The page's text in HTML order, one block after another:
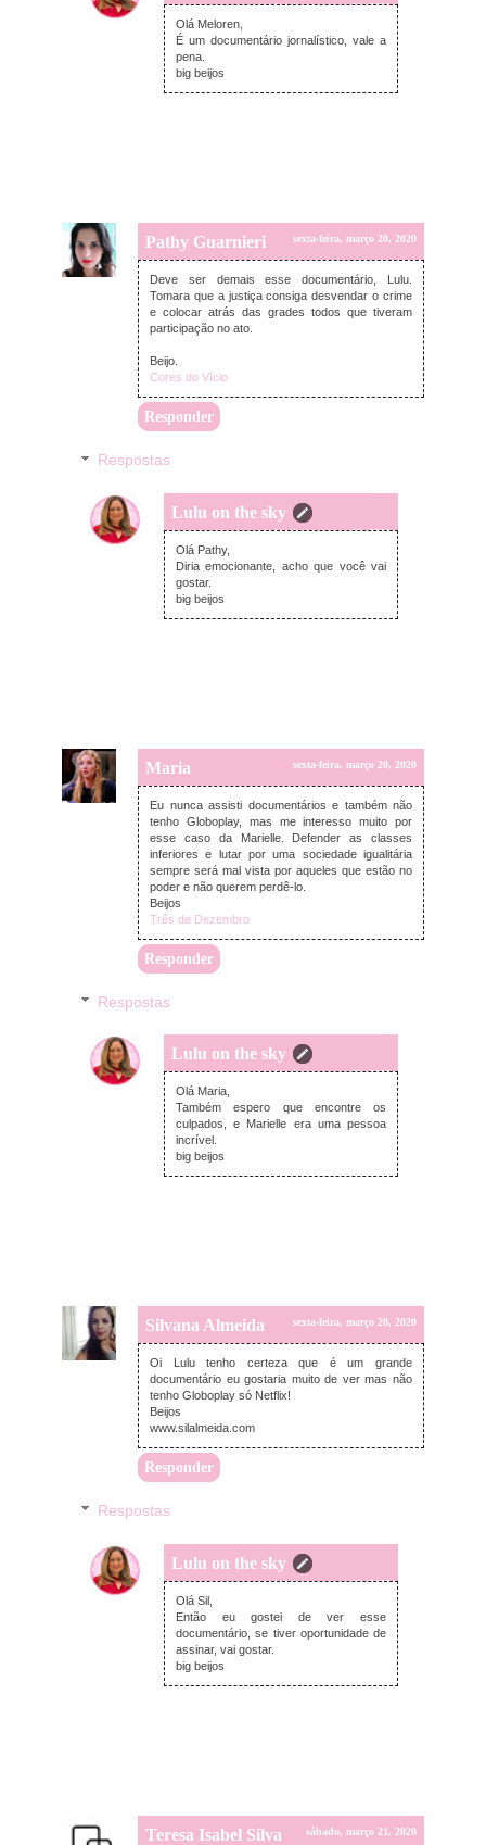
domingo, março 22, 2020
Olá Meloren,
É um documentário jornalístico, vale a
pena.
big beijos
Pathy Guarnieri sexta-feira, março 20, 2020
Deve ser demais esse documentário, Lulu.
Tomara que a justiça consiga desvendar o crime
e colocar atrás das grades todos que tiveram
participação no ato.
Beijo.
Cores do Vício
Responder
Respostas
Lulu on the sky
domingo, março 22, 2020
Olá Pathy,
Diria emocionante, acho que você vai
gostar.
big beijos
Maria sexta-feira, março 20, 2020
Eu nunca assisti documentários e também não
tenho Globoplay, mas me interesso muito por
esse caso da Marielle. Defender as classes
inferiores e lutar por uma sociedade igualitária
sempre será mal vista por aqueles que estão no
poder e não querem perdê-lo.
Beijos
Três de Dezembro
Responder
Respostas
Lulu on the sky
domingo, março 22, 2020
Olá Maria,
Também espero que encontre os
culpados, e Marielle era uma pessoa
incrível.
big beijos
Silvana Almeida sexta-feira, março 20, 2020
Oi Lulu tenho certeza que é um grande
documentário eu gostaria muito de ver mas não
tenho Globoplay só Netflix!
Beijos
www.silalmeida.com
Responder
Respostas
Lulu on the sky
domingo, março 22, 2020
Olá Sil,
Então eu gostei de ver esse
documentário, se tiver oportunidade de
assinar, vai gostar.
big beijos
Teresa Isabel Silva sábado, março 21, 2020